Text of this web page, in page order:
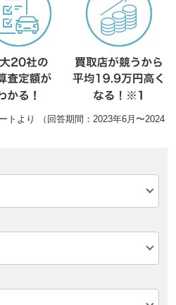
トより （回答期間：2023年6月〜2024